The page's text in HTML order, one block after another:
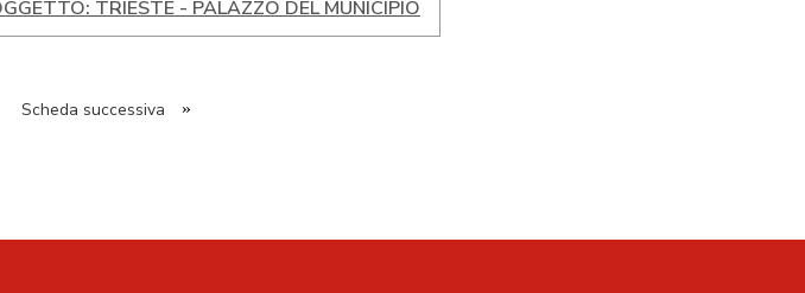
TRIESTE - PALAZZO DEL MUNICIPIO
Scheda successiva »